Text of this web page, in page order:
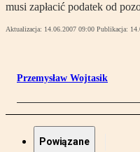
musi zapłacić podatek od
Aktualizacja: 14.06.2007 09:00 Publikacja:
Przemysław Wojtasik
Powiązane